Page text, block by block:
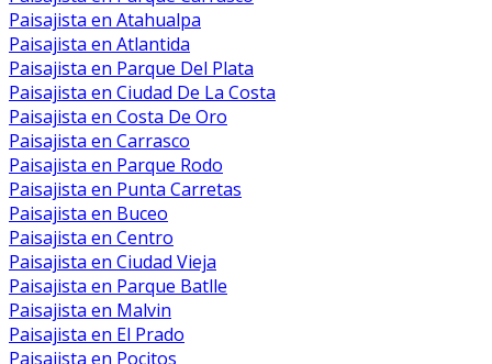
Paisajista en Atahualpa
Paisajista en Atlantida
Paisajista en Parque Del Plata
Paisajista en Ciudad De La Costa
Paisajista en Costa De Oro
Paisajista en Carrasco
Paisajista en Parque Rodo
Paisajista en Punta Carretas
Paisajista en Buceo
Paisajista en Centro
Paisajista en Ciudad Vieja
Paisajista en Parque Batlle
Paisajista en Malvin
Paisajista en El Prado
Paisajista en Pocitos